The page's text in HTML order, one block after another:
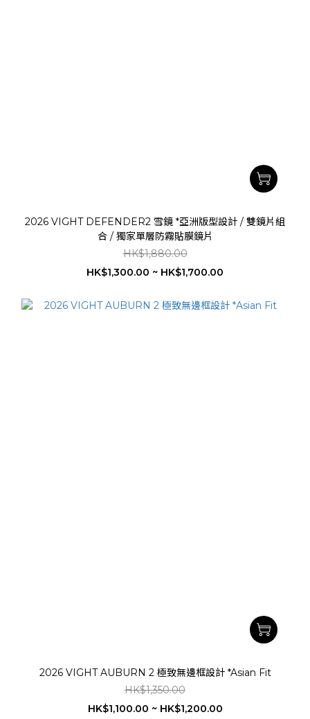
2026 VIGHT DEFENDER2 雪鏡 *亞洲版型設計 / 雙鏡片組
合 / 獨家單層防霧貼膜鏡片
HK$1,880.00
HK$1,300.00 ~ HK$1,700.00
2026 VIGHT AUBURN 2 極致無邊框設計 *Asian Fit
HK$1,350.00
HK$1,100.00 ~ HK$1,200.00